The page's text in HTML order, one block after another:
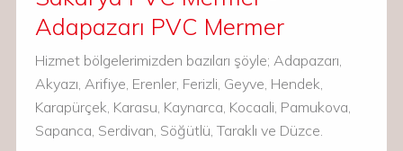
Adapazarı PVC Mermer
Hizmet bölgelerimizden bazıları şöyle; Adapazarı,
Akyazı, Arifiye, Erenler, Ferizli, Geyve, Hendek,
Karapürçek, Karasu, Kaynarca, Kocaali, Pamukova,
Sapanca, Serdivan, Söğütlü, Taraklı ve Düzce.